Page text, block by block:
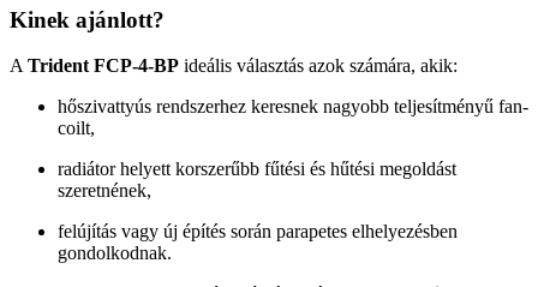
Kinek ajánlott?
A Trident FCP-4-BP ideális választás azok számára, akik:
hőszivattyús rendszerhez keresnek nagyobb teljesítményű fan-
coilt,
radiátor helyett korszerűbb fűtési és hűtési megoldást
szeretnének,
felújítás vagy új építés során parapetes elhelyezésben
gondolkodnak.